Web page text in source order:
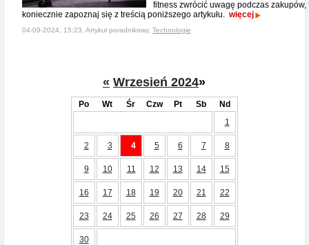
fitness zwrócić uwagę podczas zakupów,
koniecznie zapoznaj się z treścią poniższego artykułu. więcej
04-09-2024, 15:23, Artykuł poradnikowy, Technologie
« Wrzesień 2024»
Po Wt Śr Czw Pt Sb
Nd
1
2 3 4 5 6 7 8
9 10 11 12 13 14 15
16 17 18 19 20 21 22
23 24 25 26 27 28 29
30